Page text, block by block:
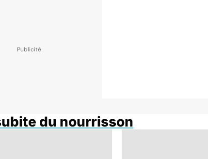
du nourrisson